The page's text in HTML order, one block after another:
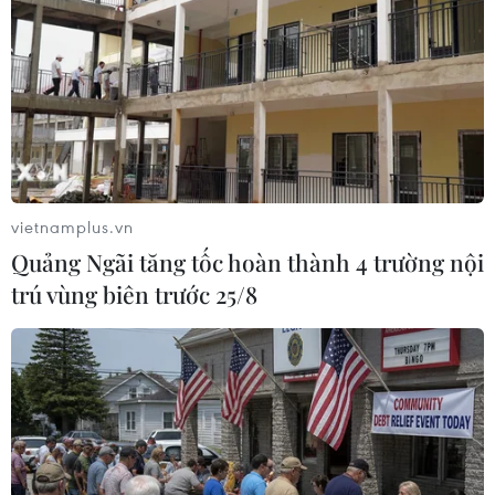
nghiệp trong và ngoài khu công nghiệp; nắm
chắc tình hình lao động trên địa bàn tỉnh; đẩy
mạnh hoạt động của các Tổ COVID cộng đồng...
Theo Trung tâm Kiểm soát bệnh tật tỉnh Hải
Dương, từ ngày 27/4 đến nay, Hải Dương đã ghi
nhận 57 trường hợp mắc COVID-19./.
(TTXVN/Vietnam+)
vietnamplus.vn
Quảng Ngãi tăng tốc hoàn thành 4 trường nội
trú vùng biên trước 25/8